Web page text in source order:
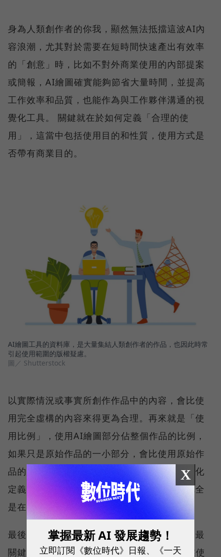
身為人類創作者的你我，顯然無法抵擋這波AI內
容浪潮，尤其對於需要在短時間快速產出有效率
的「創意」時，比如不對外商業使用的內部提案
或簡報，AI繪圖確實能夠節省大量時間，並提高
工作效率和品質，也能作為與工作夥伴溝通的視
覺化工具。 關鍵就在於如何定義「合理的使
用」，這當中包括使用目的和性質，使用方式是
否帶有商業目的。
AI繪圖工具的資料庫，是大量集結人類創作者的作品，也因此時常
引起使用範圍的版權疑慮。
圖／ Shutterstock
以實際情況或事實所創作作品中的內容，會比使
用完全虛構的內容來得更為合理。再來就是「使
用比例」，使用AI繪圖部分佔整個作品的比例，
如果只是原始作品的一小部分，會比使用原始作
品的一大部分來得更為合理，但至於要如何量化
定義「一小部分」和「一大部分」，目前也完全
是在灰色地帶了。
最後一個關於「合理使用或公平原則」可能是最
關鍵的，尤其如果該AI繪圖創作被應用在商業使
X
掌握最新 AI 發展趨勢！
立即訂閱《數位時代》日報、《一天